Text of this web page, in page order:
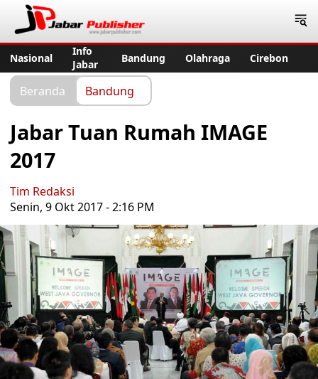
Nasional
Info
Jabar
Bandung Olahraga Cirebon
Beranda Bandung
Jabar Tuan Rumah IMAGE
2017
Tim Redaksi
Senin, 9 Okt 2017 - 2:16 PM